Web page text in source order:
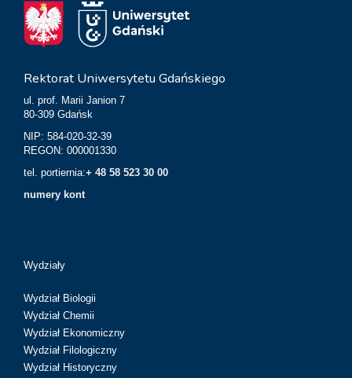
Rektorat Uniwersytetu Gdańskiego
ul. prof. Marii Janion 7
80-309 Gdańsk
NIP: 584-020-32-39
REGON: 000001330
tel. portiernia:+ 48 58 523 30 00
numery kont
Wydziały
Wydział Biologii
Wydział Chemii
Wydział Ekonomiczny
Wydział Filologiczny
Wydział Historyczny